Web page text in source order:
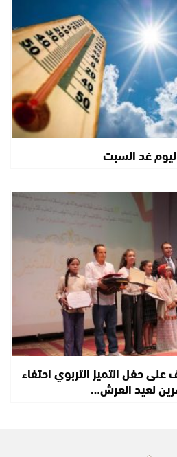
غد السبت
حفل التميز التربوي احتفاء
لعيد العرش…